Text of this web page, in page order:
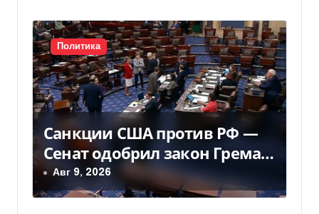
и
с
я
м
Политика
Санкции США против РФ —
Сенат одобрил закон Грема
— Фокус
Авг 9, 2026